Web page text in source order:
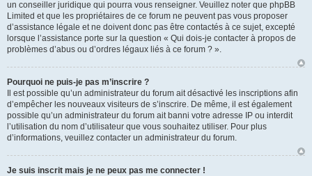
un conseiller juridique qui pourra vous renseigner. Veuillez noter que phpBB
Limited et que les propriétaires de ce forum ne peuvent pas vous proposer
d’assistance légale et ne doivent donc pas être contactés à ce sujet, excepté
lorsque l’assistance porte sur la question « Qui dois-je contacter à propos de
problèmes d’abus ou d’ordres légaux liés à ce forum ? ».
Pourquoi ne puis-je pas m’inscrire ?
Il est possible qu’un administrateur du forum ait désactivé les inscriptions afin
d’empêcher les nouveaux visiteurs de s’inscrire. De même, il est également
possible qu’un administrateur du forum ait banni votre adresse IP ou interdit
l’utilisation du nom d’utilisateur que vous souhaitez utiliser. Pour plus
d’informations, veuillez contacter un administrateur du forum.
Je suis inscrit mais je ne peux pas me connecter !